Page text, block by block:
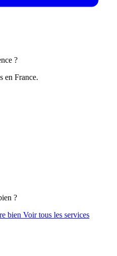
?
en France.
?
bien Voir tous les services